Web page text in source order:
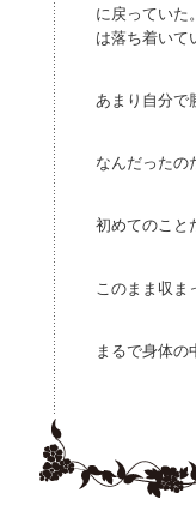
に戻っていた
は落ち着いて
あまり自分で
なんだったの
初めてのこと
このまま収ま
まるで身体